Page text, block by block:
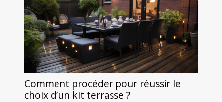
Comment procéder pour réussir le
choix d’un kit terrasse ?